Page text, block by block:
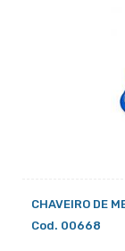
CHAVEIRO DE
Cod. 00668